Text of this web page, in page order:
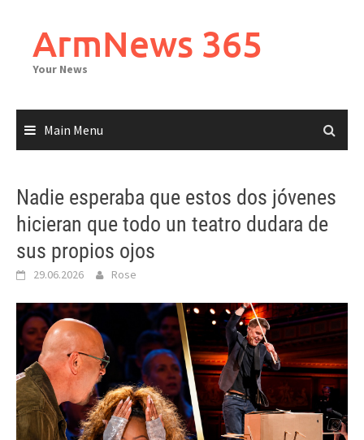
contentArmNews 365
Your News
Main Menu
Nadie esperaba que estos dos jóvenes
hicieran que todo un teatro dudara de
sus propios ojos
29.06.2026 Rose